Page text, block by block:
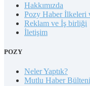
Hakkımızda
Pozy Haber İlkeleri
Reklam ve İş birliği
İletişim
POZY
Neler Yaptık?
Mutlu Haber Bülteni